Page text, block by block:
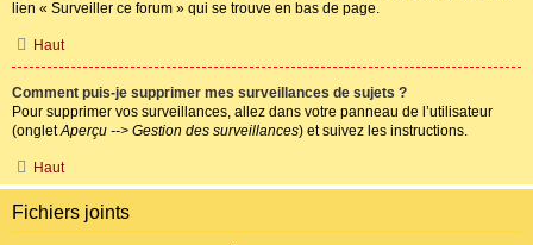
lien « Surveiller ce forum » qui se trouve en bas de page.
Haut
Comment puis-je supprimer mes surveillances de sujets ?
Pour supprimer vos surveillances, allez dans votre panneau de l’utilisateur
(ongletAperçu --> Gestion des surveillances) et suivez les instructions.
Haut
Fichiers joints